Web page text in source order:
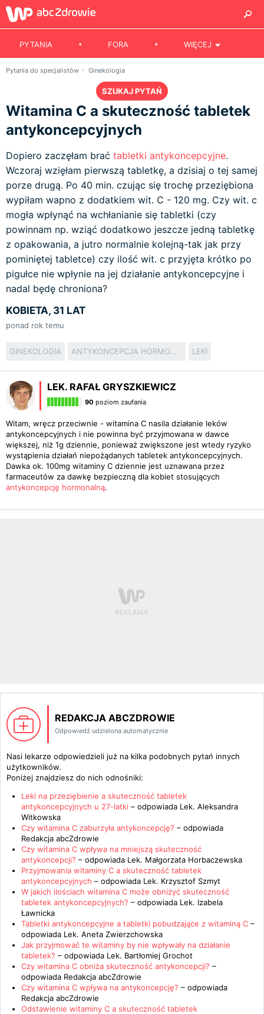
PYTANIA FORA WIĘCEJ
Pytania do specjalistów Ginekologia
SZUKAJ PYTAŃ
Witamina C a skuteczność tabletek
antykoncepcyjnych
Dopiero zaczęłam brać tabletki antykoncepcyjne.
Wczoraj wzięłam pierwszą tabletkę, a dzisiaj o tej samej
porze drugą. Po 40 min. czując się trochę przeziębiona
wypiłam wapno z dodatkiem wit. C - 120 mg. Czy wit. c
mogła wpłynąć na wchłanianie się tabletki (czy
powinnam np. wziąć dodatkowo jeszcze jedną tabletkę
z opakowania, a jutro normalnie kolejną-tak jak przy
pominiętej tabletce) czy ilość wit. c przyjęta krótko po
pigułce nie wpłynie na jej działanie antykoncepcyjne i
nadal będę chroniona?
KOBIETA, 31 LAT
ponad rok temu
GINEKOLOGIA ANTYKONCEPCJA HORMONALNA LEKI
LEK. RAFAŁ GRYSZKIEWICZ
90 poziom zaufania
Witam, wręcz przeciwnie - witamina C nasila działanie leków
antykoncepcyjnych i nie powinna być przyjmowana w dawce
większej, niż 1g dziennie, ponieważ zwiększone jest wtedy ryzyko
wystąpienia działań niepożądanych tabletek antykoncepcyjnych.
Dawka ok. 100mg witaminy C dziennie jest uznawana przez
farmaceutów za dawkę bezpieczną dla kobiet stosujących
antykoncepcję hormonalną.
REDAKCJA ABCZDROWIE
Odpowiedź udzielona automatycznie
Nasi lekarze odpowiedzieli już na kilka podobnych pytań innych
użytkowników.
Poniżej znajdziesz do nich odnośniki:
Leki na przeziębienie a skuteczność tabletek
antykoncepcyjnych u 27-latki – odpowiada Lek. Aleksandra
Witkowska
Czy witamina C zaburzyła antykoncepcję? – odpowiada
Redakcja abcZdrowie
Czy witamina C wpływa na mniejszą skuteczność
antykoncepcji? – odpowiada Lek. Małgorzata Horbaczewska
Przyjmowania witaminy C a skuteczność tabletek
antykoncepcyjnych – odpowiada Lek. Krzysztof Szmyt
W jakich ilościach witamina C może obniżyć skuteczność
tabletek antykoncepcyjnych? – odpowiada Lek. Izabela
Ławnicka
Tabletki antykoncepcyjne a tabletki pobudzające z witaminą C –
odpowiada Lek. Aneta Zwierzchowska
Jak przyjmować te witaminy by nie wpływały na działanie
tabletek? – odpowiada Lek. Bartłomiej Grochot
Czy witamina C obniża skuteczność antykoncepcji? –
odpowiada Redakcja abcZdrowie
Czy witamina C wpływa na antykoncepcję? – odpowiada
Redakcja abcZdrowie
Odstawienie witaminy C a skuteczność tabletek